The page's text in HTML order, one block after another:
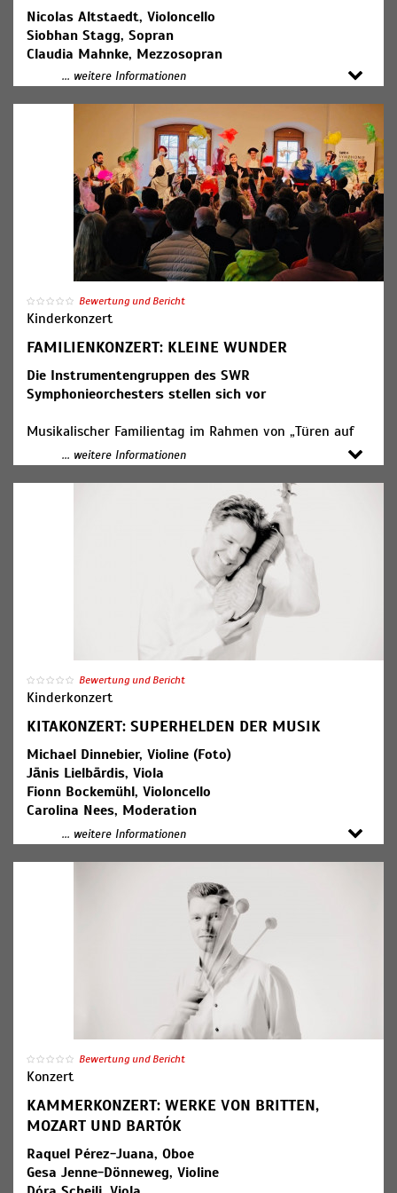
Nicolas Altstaedt, Violoncello
Siobhan Stagg, Sopran
Claudia Mahnke, Mezzosopran
Julien Behr, Tenor
Matthew Rose, Bass
SWR Symphonieorchester
François-Xavier Roth, Dirigent (Foto)
Jean-Philippe Rameau: Suite aus der Oper "Les Indes
galantes"
Francesca Verunelli: Konzert für Violoncello und
Orchester (Kompositionsauftrag des SWR,
Uraufführung)
Joseph Haydn: Messe B-Dur Hob. XXII:14
("Harmoniemesse")
... weitere Informationen
Bewertung und Bericht
Kinderkonzert
FAMILIENKONZERT: KLEINE WUNDER
Die Instrumentengruppen des SWR
Symphonieorchesters stellen sich vor
Musikalischer Familientag im Rahmen von „Türen auf
mit der Maus“
In Kooperation mit dem Kultur- und Kongresszentrum
Liederhalle Stuttgart.
Eintritt frei. Anmeldung erforderlich unter
... weitere Informationen
Bewertung und Bericht
Kinderkonzert
KITAKONZERT: SUPERHELDEN DER MUSIK
Michael Dinnebier, Violine (Foto)
Jānis Lielbārdis, Viola
Fionn Bockemühl, Violoncello
Carolina Nees, Moderation
Programm:
Superhelden der Musik
SuperMozart, BatBeethoven und WonderBach retten
... weitere Informationen
Bewertung und Bericht
Konzert
KAMMERKONZERT: WERKE VON BRITTEN,
MOZART UND BARTÓK
Raquel Pérez-Juana, Oboe
Gesa Jenne-Dönneweg, Violine